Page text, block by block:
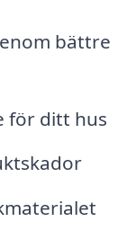
bättre
för ditt hus